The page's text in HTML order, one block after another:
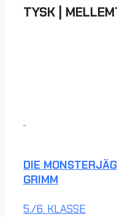
TYSK
DIE
GRIMM
5./6. KLASSE